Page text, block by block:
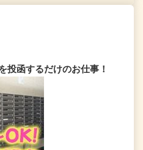
函するだけのお仕事！